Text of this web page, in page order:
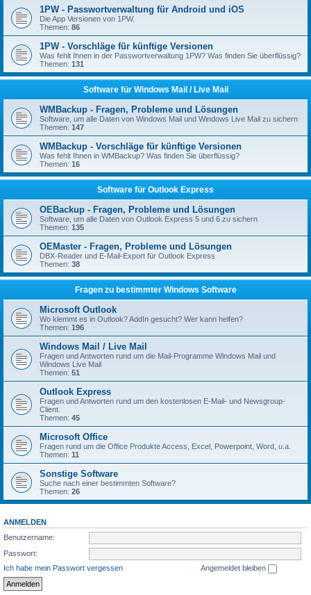
1PW - Passwortverwaltung für Android und iOS
Die App Versionen von 1PW.
Themen: 86
1PW - Vorschläge für künftige Versionen
Was fehlt Ihnen in der Passwortverwaltung 1PW? Was finden Sie überflüssig?
Themen: 131
Software für Windows Mail / Live Mail
WMBackup - Fragen, Probleme und Lösungen
Software, um alle Daten von Windows Mail und Windows Live Mail zu sichern
Themen: 147
WMBackup - Vorschläge für künftige Versionen
Was fehlt Ihnen in WMBackup? Was finden Sie überflüssig?
Themen: 16
Software für Outlook Express
OEBackup - Fragen, Probleme und Lösungen
Software, um alle Daten von Outlook Express 5 und 6 zu sichern
Themen: 135
OEMaster - Fragen, Probleme und Lösungen
DBX-Reader und E-Mail-Export für Outlook Express
Themen: 38
Fragen zu bestimmter Windows Software
Microsoft Outlook
Wo klemmt es in Outlook? AddIn gesucht? Wer kann helfen?
Themen: 196
Windows Mail / Live Mail
Fragen und Antworten rund um die Mail-Programme Windows Mail und
Windows Live Mail
Themen: 51
Outlook Express
Fragen und Antworten rund um den kostenlosen E-Mail- und Newsgroup-
Client.
Themen: 45
Microsoft Office
Fragen rund um die Office Produkte Access, Excel, Powerpoint, Word, u.a.
Themen: 11
Sonstige Software
Suche nach einer bestimmten Software?
Themen: 26
ANMELDEN
Benutzername:
Passwort:
Ich habe mein Passwort vergessen
Angemeldet bleiben